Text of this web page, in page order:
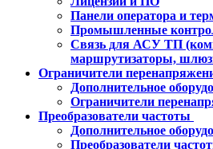
Панели оператора и
Промышленные
Связь для АСУ ТП
маршрутизаторы,
Ограничители
Дополнительное
Ограничители
Преобразователи частоты
Дополнительное
Преобразователи